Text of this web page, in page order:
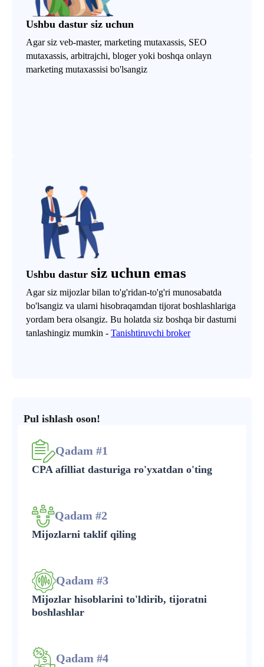
Ushbu dastur siz uchun
Agar siz veb-master, marketing mutaxassis, SEO
mutaxassis, arbitrajchi, bloger yoki boshqa onlayn
marketing mutaxassisi bo'lsangiz
Ushbu dastur siz uchun emas
Agar siz mijozlar bilan to'g'ridan-to'g'ri munosabatda
bo'lsangiz va ularni hisobraqamdan tijorat boshlashlariga
yordam bera olsangiz. Bu holatda siz boshqa bir dasturni
tanlashingiz mumkin - Tanishtiruvchi broker
Pul ishlash oson!
Qadam #1
CPA afilliat dasturiga ro'yxatdan o'ting
Qadam #2
Mijozlarni taklif qiling
Qadam #3
Mijozlar hisoblarini to'ldirib, tijoratni
boshlashlar
Qadam #4